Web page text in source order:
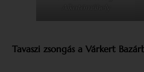
Tavaszi zsongás a Várkert